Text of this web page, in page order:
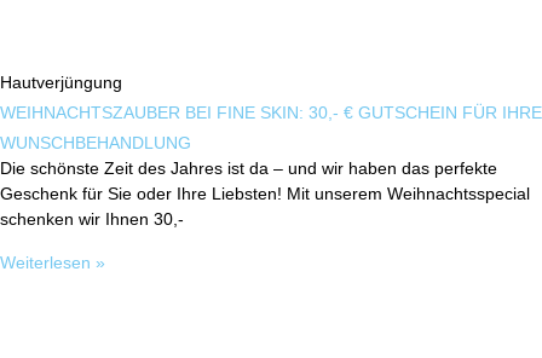
Hautverjüngung
WEIHNACHTSZAUBER BEI FINE SKIN: 30,- € GUTSCHEIN FÜR IHRE
WUNSCHBEHANDLUNG
Die schönste Zeit des Jahres ist da – und wir haben das perfekte
Geschenk für Sie oder Ihre Liebsten! Mit unserem Weihnachtsspecial
schenken wir Ihnen 30,-
Weiterlesen »